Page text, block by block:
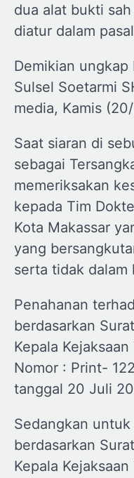
dua alat bukti
diatur dalam
Demikian ungkap
Sulsel Soetarmi
media, Kamis
Saat siaran di
sebagai
memeriksakan
kepada Tim
Kota Makassar
yang
serta tidak dalam
Penahanan
berdasarkan
Kepala
Nomor : Print-
tanggal 20 Juli
Sedangkan untuk
berdasarkan
Kepala